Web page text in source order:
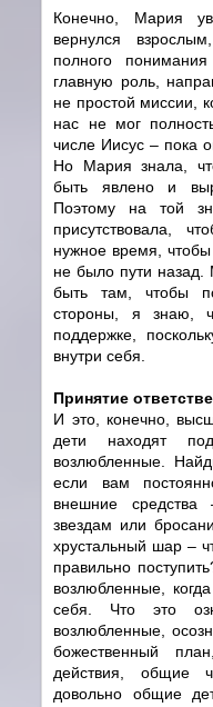
Конечно, Мария
вернулся
полного
главную роль,
не простой миссии,
нас не мог
числе Иисус – пока
Но Мария знала,
быть явлено и
Поэтому на той
присутствовала,
нужное время,
не было пути
быть там, чтобы
стороны, я знаю,
поддержке,
внутри себя.
Принятие
И это, конечно,
дети находят
возлюбленные.
если вам
внешние
звездам или
хрустальный шар –
правильно
возлюбленные,
себя. Что это
возлюбленные,
божественный
действия, общие
довольно общие